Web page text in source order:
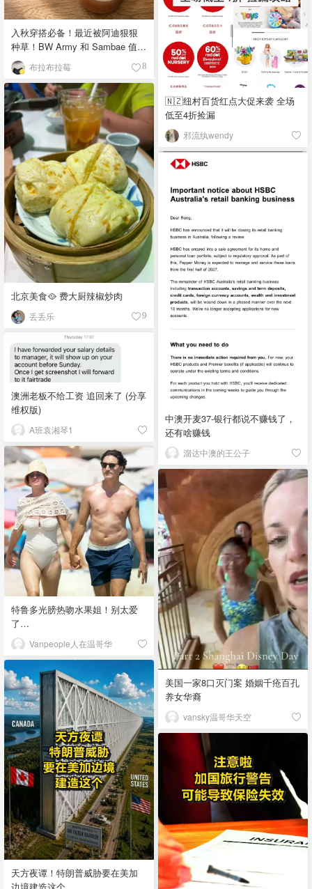
入秋穿搭必备！最近被阿迪狠狠
种草！BW Army 和 Sambae 值得
拥有！布拉布拉莓 8
🇳🇿纽村百货红点大促来袭 全场
低至4折捡漏
邪流纨wendy
北京美食🥘 费大厨辣椒炒肉
丢丢乐 9
中澳开麦37-银行都说不赚钱了，
还有啥赚钱
溜达中澳的王公子
澳洲老板不给工资 追回来了 (分享
维权版)
A班袁湘琴1
特鲁多光膀热吻水果姐！别太爱
了…
Vanpeople人在温哥华
美国一家8口灭门案 婚姻千疮百孔
养女华裔
vansky温哥华天空
天方夜谭！特朗普威胁要在美加